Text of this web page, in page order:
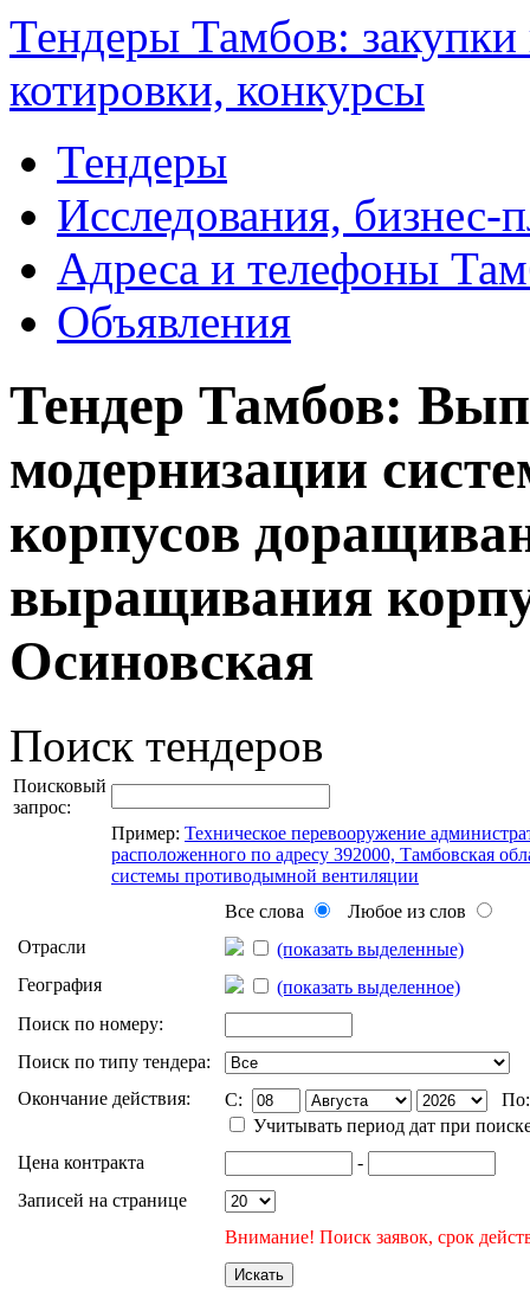
Тендеры Тамбов:
котировки, конкурсы
Тендеры
Исследования, бизнес-
Адреса и телефоны
Объявления
Тендер Тамбов:
модернизации
корпусов
выращивания
Осиновская
Поиск тендеров
Поисковый
запрос:
Пример: Техническое перевооружение
расположенного по адресу 392000, Тамбовская
системы противодымной вентиляции
Все слова
Любое из слов
Отрасли
(показать выделенные)
География
(показать выделенное)
Поиск по номеру:
Поиск по типу тендера:
Окончание действия:
C:
Учитывать период дат при
Цена контракта
-
Записей на странице
Внимание! Поиск заявок, срок